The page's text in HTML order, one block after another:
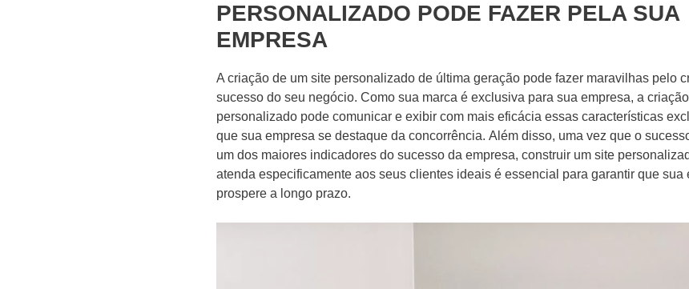
PERSONALIZADO PODE FAZER PELA SUA
EMPRESA
A criação de um site personalizado de última geração pode fazer maravilhas pelo
sucesso do seu negócio. Como sua marca é exclusiva para sua empresa, a
personalizado pode comunicar e exibir com mais eficácia essas características
que sua empresa se destaque da concorrência. Além disso, uma vez que o
um dos maiores indicadores do sucesso da empresa, construir um site
atenda especificamente aos seus clientes ideais é essencial para garantir que sua
prospere a longo prazo.